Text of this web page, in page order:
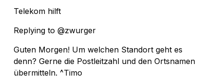
Telekom hilft
Replying to @zwurger
Guten Morgen! Um welchen Standort geht es
denn? Gerne die Postleitzahl und den Ortsnamen
übermitteln. ^Timo